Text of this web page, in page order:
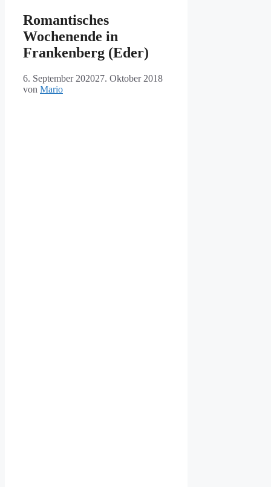
Romantisches
Wochenende in
Frankenberg (Eder)
6. September 202027. Oktober 2018
von Mario